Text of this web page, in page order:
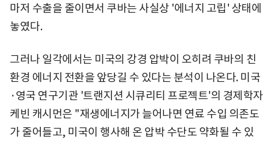
마저 수출을 줄이면서 쿠바는 사실상 '에너지 고립' 상태에
놓였다.
그러나 일각에서는 미국의 강경 압박이 오히려 쿠바의 친
환경 에너지 전환을 앞당길 수 있다는 분석이 나온다. 미국
·영국 연구기관 '트랜지션 시큐리티 프로젝트'의 경제학자
케빈 캐시먼은 "재생에너지가 늘어나면 연료 수입 의존도
가 줄어들고, 미국이 행사해 온 압박 수단도 약화될 수 있